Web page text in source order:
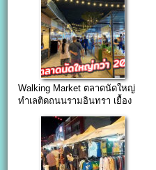
Walking Market ตลาดนัดใหญ่
ทำเลติดถนนรามอินทรา เยื้อง